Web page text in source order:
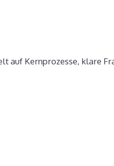
Kernprozesse, klare